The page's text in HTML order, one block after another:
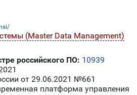
(Master Data Management)
российского ПО: 10939
от 29.06.2021 №661
платформа управления